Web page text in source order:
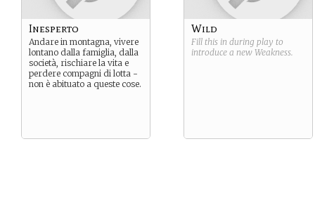
Inesperto
Andare in montagna, vivere
lontano dalla famiglia, dalla
società, rischiare la vita e
perdere compagni di lotta -
non è abituato a queste cose.
Wild
Fill this in during play to
introduce a new Weakness.